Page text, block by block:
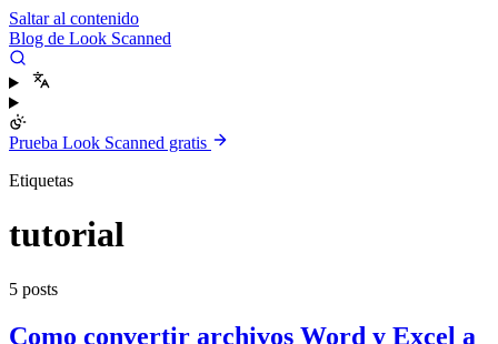
Saltar al contenido
Blog de Look Scanned
Prueba Look Scanned gratis
Etiquetas
tutorial
5 posts
Como convertir archivos Word y Excel a